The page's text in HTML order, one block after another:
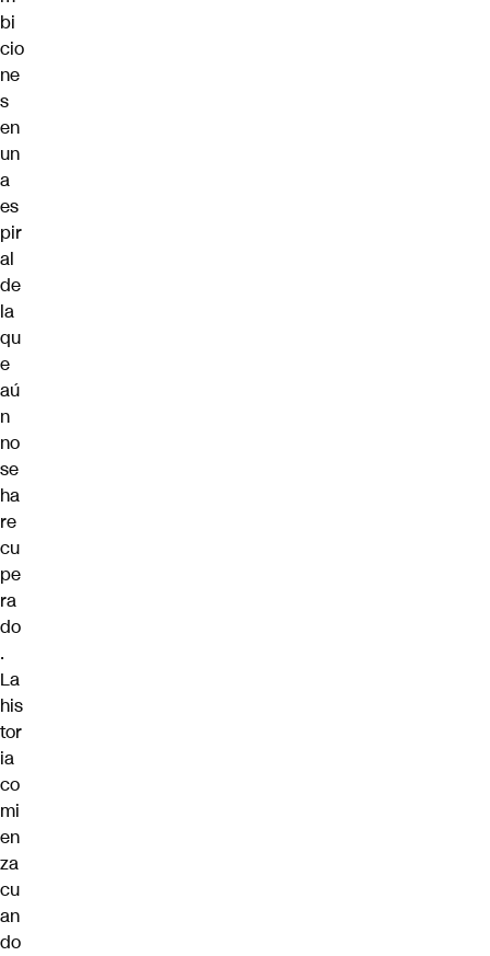
bi
cio
ne
s
en
un
a
es
pir
al
de
la
qu
e
aú
n
no
se
ha
re
cu
pe
ra
do
.
La
his
tor
ia
co
mi
en
za
cu
an
do